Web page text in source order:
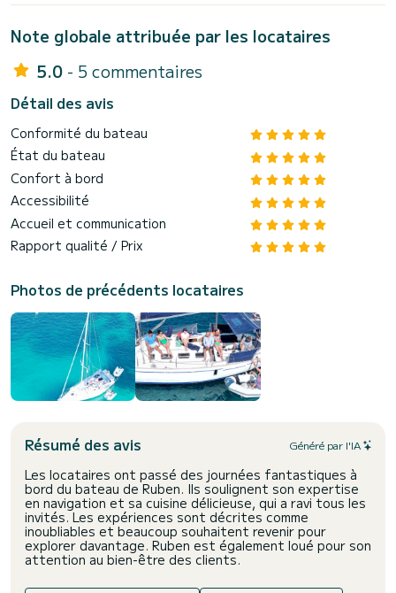
Note globale attribuée par les locataires
5.0 - 5 commentaires
Détail des avis
Conformité du bateau
État du bateau
Confort à bord
Accessibilité
Accueil et communication
Rapport qualité / Prix
Photos de précédents locataires
Résumé des avis Généré par l'IA
Les locataires ont passé des journées fantastiques à
bord du bateau de Ruben. Ils soulignent son expertise
en navigation et sa cuisine délicieuse, qui a ravi tous les
invités. Les expériences sont décrites comme
inoubliables et beaucoup souhaitent revenir pour
explorer davantage. Ruben est également loué pour son
attention au bien-être des clients.